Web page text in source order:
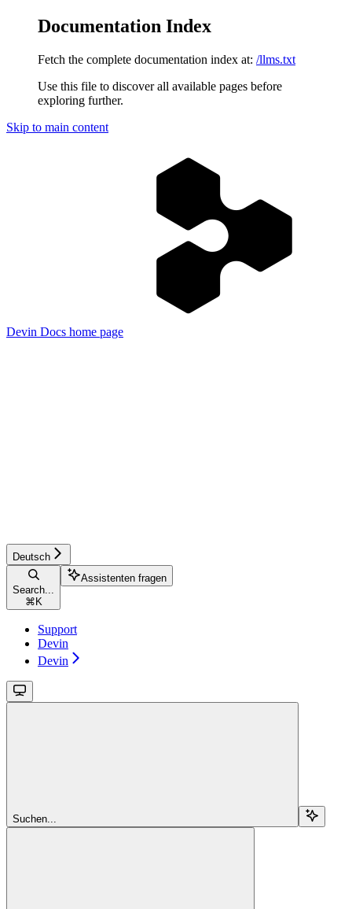
Documentation Index
Fetch the complete documentation index at: /llms.txt
Use this file to discover all available pages before
exploring further.
Skip to main content
Devin Docs home page
Deutsch
Search...
⌘ K
Assistenten fragen
Support
Devin
Devin
Suchen...